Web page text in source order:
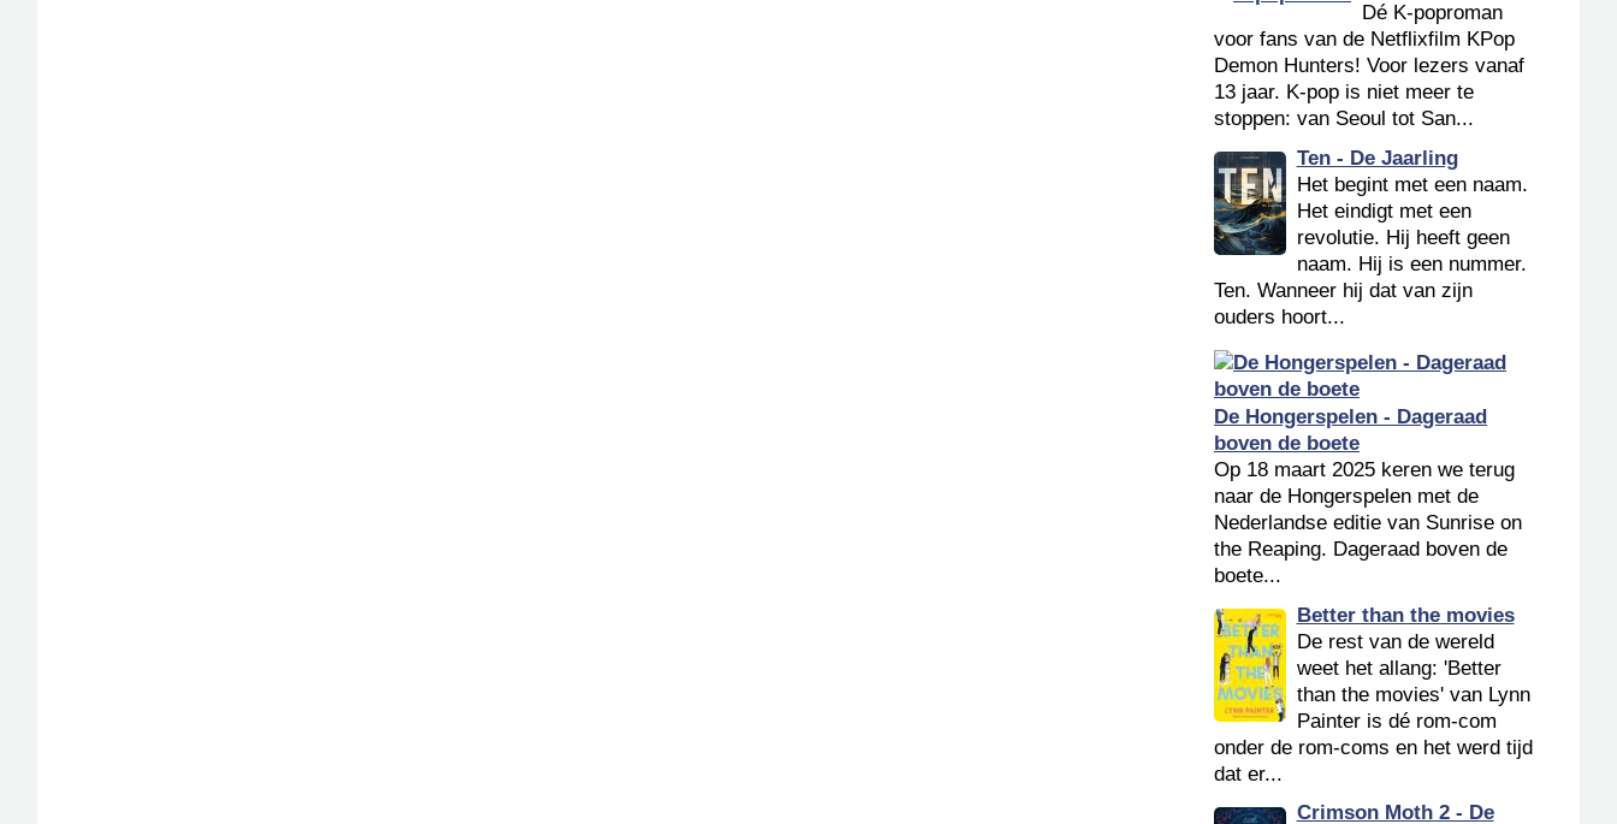
Dé K-poproman
voor fans van de Netflixfilm KPop
Demon Hunters! Voor lezers vanaf
13 jaar. K-pop is niet meer te
stoppen: van Seoul tot San...
Ten - De Jaarling
Het begint met een naam.
Het eindigt met een
revolutie. Hij heeft geen
naam. Hij is een nummer.
Ten. Wanneer hij dat van zijn
ouders hoort...
De Hongerspelen - Dageraad
boven de boete
Op 18 maart 2025 keren we terug
naar de Hongerspelen met de
Nederlandse editie van Sunrise on
the Reaping. Dageraad boven de
boete...
Better than the movies
De rest van de wereld
weet het allang: 'Better
than the movies' van Lynn
Painter is dé rom-com
onder de rom-coms en het werd tijd
dat er...
Crimson Moth 2 - De